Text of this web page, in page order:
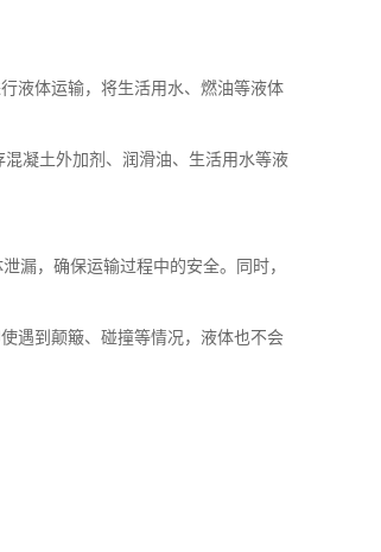
液体运输，将生活用水、燃油等液体
凝土外加剂、润滑油、生活用水等液
漏，确保运输过程中的安全。同时，
遇到颠簸、碰撞等情况，液体也不会